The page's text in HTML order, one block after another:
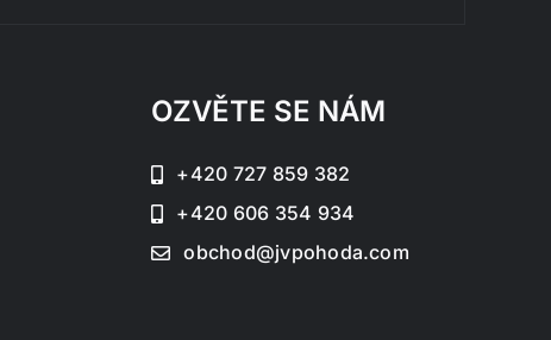
OZVĚTE SE NÁM
+420 727 859 382
+420 606 354 934
obchod@jvpohoda.com